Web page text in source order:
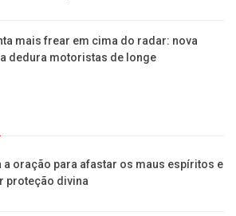
mais frear em cima do radar: nova
dedura motoristas de longe
a oração para afastar os maus espíritos e
proteção divina